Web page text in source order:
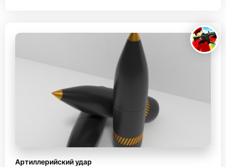
Артиллерийский удар